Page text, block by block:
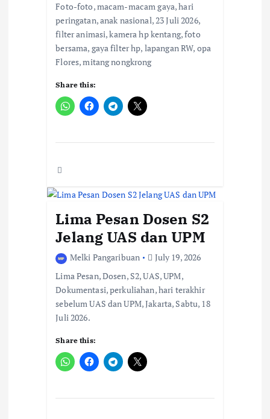
Foto-foto, macam-macam gaya, hari
peringatan, anak nasional, 23 Juli 2026,
filter animasi, kamera hp kentang, foto
bersama, gaya filter hp, lapangan RW, opa
Flores, mitang nongkrong
Share this:
Lima Pesan Dosen S2
Jelang UAS dan UPM
Melki Pangaribuan
July 19, 2026
Lima Pesan, Dosen, S2, UAS, UPM,
Dokumentasi, perkuliahan, hari terakhir
sebelum UAS dan UPM, Jakarta, Sabtu, 18
Juli 2026.
Share this: